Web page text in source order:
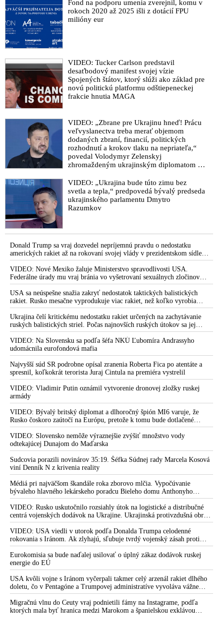
Fond na podporu umenia zverejnil, komu v
rokoch 2020 až 2025 išli z dotácií FPU
milióny eur
VIDEO: Tucker Carlson predstavil
desaťbodový manifest svojej vízie
Spojených štátov, ktorý slúži ako základ pre
novú politickú platformu odštiepeneckej
frakcie hnutia MAGA
VIDEO: „Zbrane pre Ukrajinu hneď! Prácu
veľvyslanectva treba merať objemom
dodaných zbraní, financií, politických
rozhodnutí a krokov tlaku na nepriateľa,“
povedal Volodymyr Zelenskyj
zhromaždeným ukrajinským diplomatom v
že USA Ukrajine nedodajú protiraketové
systémy Patriot
VIDEO: „Ukrajina bude túto zimu bez
svetla a tepla,“ predpovedá bývalý predseda
ukrajinského parlamentu Dmytro
Razumkov
Donald Trump sa vraj dozvedel nepríjemnú pravdu o nedostatku
amerických rakiet až na rokovaní svojej vlády v prezidentskom sídle
Camp David v Marylande, a preto musel odložiť plánované útoky na
Irán. Prezident USA sa pre to údajne pohádal so šéfom Pentagónu, lebo
bol presvedčený o opaku
VIDEO: Nové Mexiko žaluje Ministerstvo spravodlivosti USA.
Federálne úrady mu vraj bránia vo vyšetrovaní sexuálnych zločinov
organizátora pedofilnej siete Jeffreyho Epsteina. Ten mal nariadiť, aby
dve dievčatá zo zahraničia, ktoré boli uškrtené počas drsného
fetišistického sexu, pochovali v blízkosti jeho ranča v tomto americkom
štáte
USA sa neúspešne snažia zakryť nedostatok taktických balistických
rakiet. Rusko mesačne vyprodukuje viac rakiet, než koľko vyrobia
všetci producenti systémov Patriot dohromady
Ukrajina čelí kritickému nedostatku rakiet určených na zachytávanie
ruských balistických striel. Počas najnovších ruských útokov sa jej
nepodarilo zostreliť ani jednu. Volodymyr Zelenskyj sa v zúfalstve snaží
prostredníctvom NATO zabezpečiť ich dodávky
VIDEO: Na Slovensku sa podľa šéfa NKÚ Ľubomíra Andrassyho
udomácnila eurofondová mafia
Najvyšší súd SR podrobne opísal zranenia Roberta Fica po atentáte a
spresnil, koľkokrát terorista Juraj Cintula na premiéra vystrelil
VIDEO: Vladimir Putin oznámil vytvorenie dronovej zložky ruskej
armády
VIDEO: Bývalý britský diplomat a dlhoročný špión MI6 varuje, že
Rusko čoskoro zaútočí na Európu, pretože k tomu bude dotlačené
rovnako, ako bolo dotlačené k invázii na Ukrajinu v roku 2022.
Zelenskyj medzitým v Kyjeve naliehal na zhromaždených diplomatov,
aby vo svete zháňali energie pre Ukrajinu na zimu. Putin vraj bude
mobilizovať a vojna sa do zimy pravdepodobne neskončí
VIDEO: Slovensko nemôže výraznejšie zvýšiť množstvo vody
odtekajúcej Dunajom do Maďarska
Sudcovia porazili novinárov 35:19. Šéfka Súdnej rady Marcela Kosová
viní Denník N z krivenia reality
Médiá pri najväčšom škandále roka zborovo mlčia. Vypočúvanie
bývaleho hlavného lekárskeho poradcu Bieleho domu Anthonyho
Fauciho pred výborom amerického Senátu väčšina médií ignorovala
VIDEO: Rusko uskutočnilo rozsiahly útok na logistické a distribučné
centrá vojenských dodávok na Ukrajine. Ukrajinská protivzdušná obrana
nedokázala počas ničivého nočného útoku na Kyjev a jeho okolie
zachytiť ani jednu ruskú raketu
VIDEO: USA viedli v utorok podľa Donalda Trumpa celodenné
rokovania s Iránom. Ak zlyhajú, sľubuje tvrdý vojenský zásah proti
Teheránu
Eurokomisia sa bude naďalej usilovať o úplný zákaz dodávok ruskej
energie do EÚ
USA kvôli vojne s Iránom vyčerpali takmer celý arzenál rakiet dlhého
doletu, čo v Pentagóne a Trumpovej administratíve vyvoláva vážne
obavy o bojaschopnosť americkej armády v prípade vypuknutia
konfliktu s Čínou alebo Ruskom
Migračnú vlnu do Ceuty vraj podnietili fámy na Instagrame, podľa
ktorých mala byť hranica medzi Marokom a španielskou exklávou